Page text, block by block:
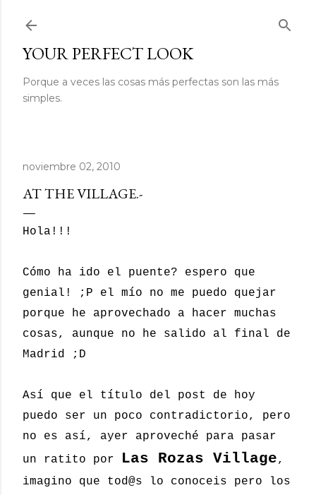
YOUR PERFECT LOOK
Porque a veces las cosas más perfectas son las más
simples.
noviembre 02, 2010
AT THE VILLAGE.-
Hola!!!
Cómo ha ido el puente? espero que
genial! ;P el mío no me puedo quejar
porque he aprovechado a hacer muchas
cosas, aunque no he salido al final de
Madrid ;D
Así que el título del post de hoy
puedo ser un poco contradictorio, pero
no es así, ayer aproveché para pasar
un ratito por
Las Rozas Village,
imagino que tod@s lo conoceis pero los